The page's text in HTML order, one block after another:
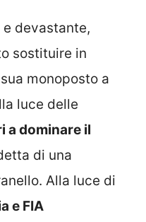
devastante,
sostituire in
monoposto a
luce delle
a dominare il
di una
Alla luce di
e FIA